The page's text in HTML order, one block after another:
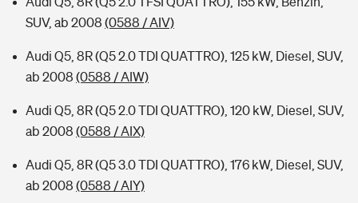
Sie haben Fragen?
Zur Übersicht
Kinderunfall-Check: Mehr Sicherheit für deine Kids
Typklassen: So ist Ihr Auto eingestuft
SUV, ab 2008 (0588 / AIV)
Audi Q5, 8R (Q5 2.0 TDI QUATTRO), 125 kW, Diesel, SUV,
ab 2008 (0588 / AIW)
Audi Q5, 8R (Q5 2.0 TDI QUATTRO), 120 kW, Diesel, SUV,
ab 2008 (0588 / AIX)
Audi Q5, 8R (Q5 3.0 TDI QUATTRO), 176 kW, Diesel, SUV,
ab 2008 (0588 / AIY)